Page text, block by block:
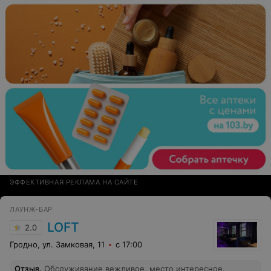
ЭФФЕКТИВНАЯ РЕКЛАМА НА САЙТЕ
ЛАУНЖ-БАР
2.0 LOFT
Гродно, ул. Замковая, 11 с 17:00
Отзыв. Обслуживание вежливое, место интересное.